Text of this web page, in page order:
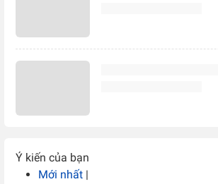
Ý kiến của bạn
Mới nhất |